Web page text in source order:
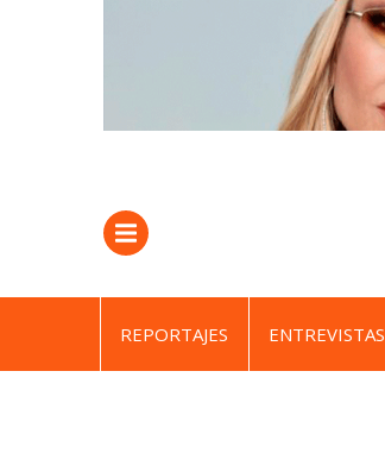
REPORTAJES ENTREVISTAS